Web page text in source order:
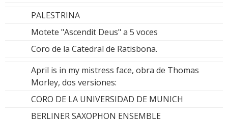
PALESTRINA
Motete "Ascendit Deus" a 5 voces
Coro de la Catedral de Ratisbona.
April is in my mistress face, obra de Thomas
Morley, dos versiones:
CORO DE LA UNIVERSIDAD DE MUNICH
BERLINER SAXOPHON ENSEMBLE